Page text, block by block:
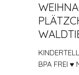
BPA FREI ♥